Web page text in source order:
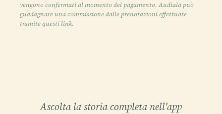
vengono confermati al momento del pagamento. Audiala può
guadagnare una commissione dalle prenotazioni effettuate
tramite questi link.
Ascolta la storia completa nell'app